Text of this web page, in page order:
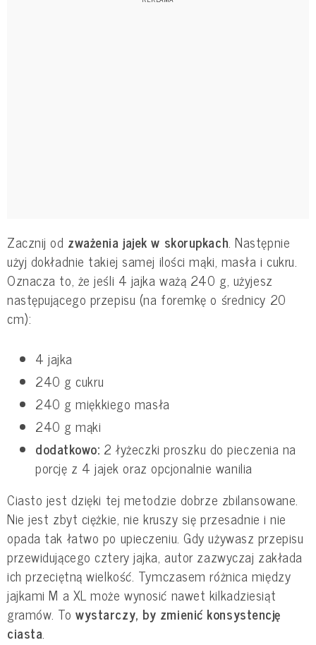
Zacznij od zważenia jajek w skorupkach. Następnie
użyj dokładnie takiej samej ilości mąki, masła i cukru.
Oznacza to, że jeśli 4 jajka ważą 240 g, użyjesz
następującego przepisu (na foremkę o średnicy 20
cm):
4 jajka
240 g cukru
240 g miękkiego masła
240 g mąki
dodatkowo: 2 łyżeczki proszku do pieczenia na
porcję z 4 jajek oraz opcjonalnie wanilia
Ciasto jest dzięki tej metodzie dobrze zbilansowane.
Nie jest zbyt ciężkie, nie kruszy się przesadnie i nie
opada tak łatwo po upieczeniu. Gdy używasz przepisu
przewidującego cztery jajka, autor zazwyczaj zakłada
ich przeciętną wielkość. Tymczasem różnica między
jajkami M a XL może wynosić nawet kilkadziesiąt
gramów. Towystarczy, by zmienić konsystencję
ciasta.